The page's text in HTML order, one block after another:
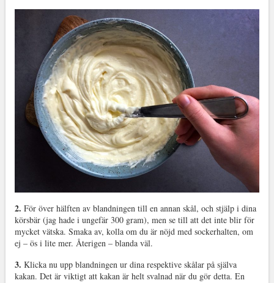
2. För över hälften av blandningen till en annan skål, och stjälp i dina
körsbär (jag hade i ungefär 300 gram), men se till att det inte blir för
mycket vätska. Smaka av, kolla om du är nöjd med sockerhalten, om
ej – ös i lite mer. Återigen – blanda väl.
3. Klicka nu upp blandningen ur dina respektive skålar på själva
kakan. Det är viktigt att kakan är helt svalnad när du gör detta. En